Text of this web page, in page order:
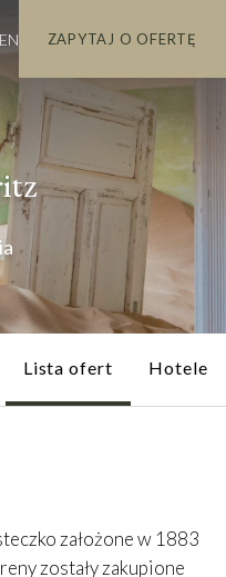
EN ZAPYTAJ O OFERTĘ
Lista ofert Hotele
założone w 1883
zostały zakupione